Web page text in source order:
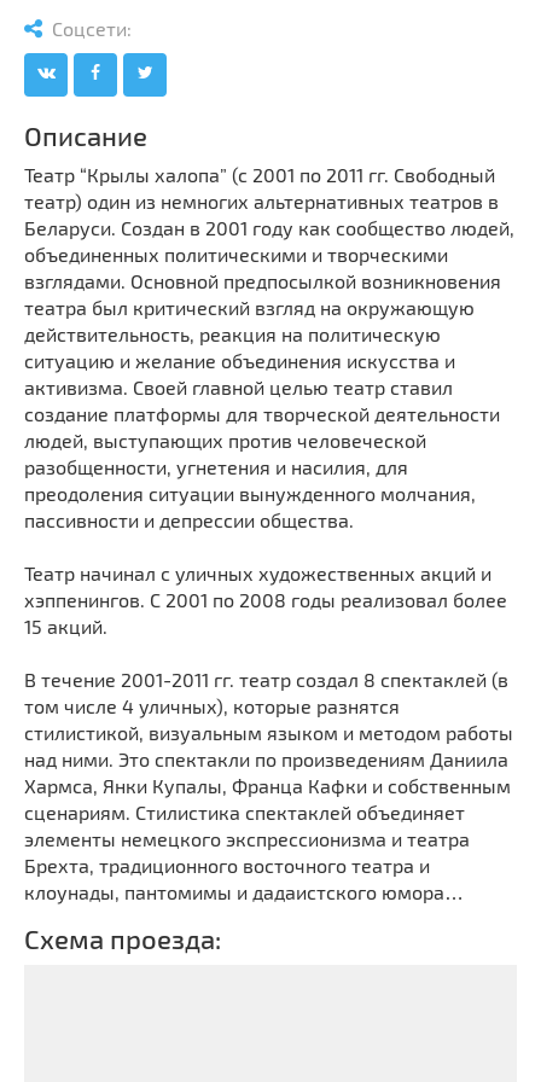
Синагоги
Часовни
Культурные центры
Театры
Галереи
Концертные залы
Выберите направление
Соцсети:
Описание
Театр “Крылы халопа” (с 2001 по 2011 гг. Свободный
театр) один из немногих альтернативных театров в
Беларуси. Создан в 2001 году как сообщество людей,
объединенных политическими и творческими
взглядами. Основной предпосылкой возникновения
театра был критический взгляд на окружающую
действительность, реакция на политическую
ситуацию и желание объединения искусства и
активизма. Своей главной целью театр ставил
создание платформы для творческой деятельности
людей, выступающих против человеческой
разобщенности, угнетения и насилия, для
преодоления ситуации вынужденного молчания,
пассивности и депрессии общества.
Театр начинал с уличных художественных акций и
хэппенингов. С 2001 по 2008 годы реализовал более
15 акций.
В течение 2001-2011 гг. театр создал 8 спектаклей (в
том числе 4 уличных), которые разнятся
стилистикой, визуальным языком и методом работы
над ними. Это спектакли по произведениям Даниила
Хармса, Янки Купалы, Франца Кафки и собственным
сценариям. Стилистика спектаклей объединяет
элементы немецкого экспрессионизма и театра
Брехта, традиционного восточного театра и
клоунады, пантомимы и дадаистского юмора…
Схема проезда: